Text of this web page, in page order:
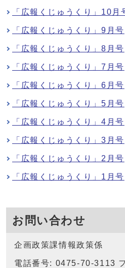
「広報くじゅうくり」10月
「広報くじゅうくり」9月号
「広報くじゅうくり」8月号
「広報くじゅうくり」7月号
「広報くじゅうくり」6月号
「広報くじゅうくり」5月号
「広報くじゅうくり」4月号
「広報くじゅうくり」3月号
「広報くじゅうくり」2月号
「広報くじゅうくり」1月号
お問い合わせ
企画政策課情報政策係
電話番号: 0475-70-3113